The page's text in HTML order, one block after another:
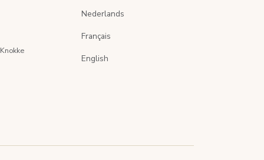
Nederlands
Français
English